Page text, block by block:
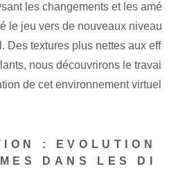
les changements et les amé
le jeu vers de nouveaux niveau
Des textures plus nettes aux eff
nous découvrirons le travai
de cet environnement virtuel
: EVOLUTION
DANS LES DI